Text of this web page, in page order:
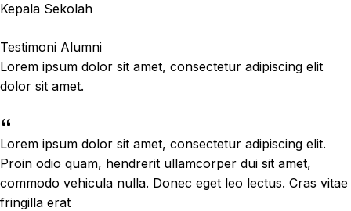
Kepala Sekolah
Testimoni Alumni
Lorem ipsum dolor sit amet, consectetur adipiscing elit
dolor sit amet.
Lorem ipsum dolor sit amet, consectetur adipiscing elit.
Proin odio quam, hendrerit ullamcorper dui sit amet,
commodo vehicula nulla. Donec eget leo lectus. Cras vitae
fringilla erat